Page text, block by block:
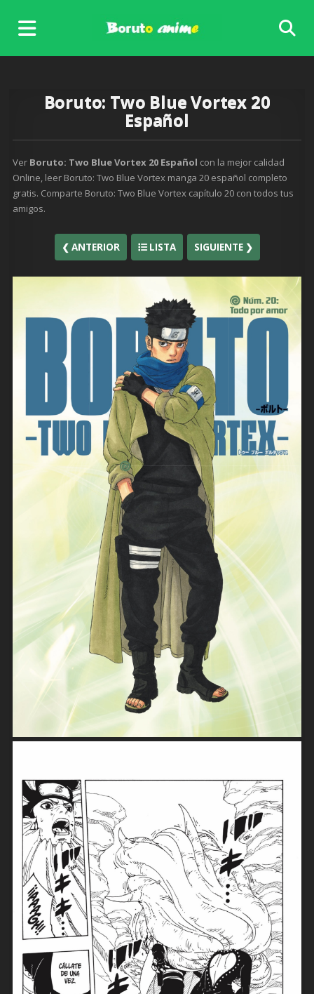
content
Boruto: Two Blue Vortex 20
Español
Ver Boruto: Two Blue Vortex 20 Español con la mejor calidad
Online, leer Boruto: Two Blue Vortex manga 20 español completo
gratis. Comparte Boruto: Two Blue Vortex capítulo 20 con todos tus
amigos.
❮ ANTERIOR LISTA SIGUIENTE ❯